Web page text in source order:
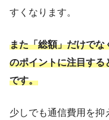
すくなります。
また「総額」だけでな
のポイントに注目する
です。
少しでも通信費用を抑